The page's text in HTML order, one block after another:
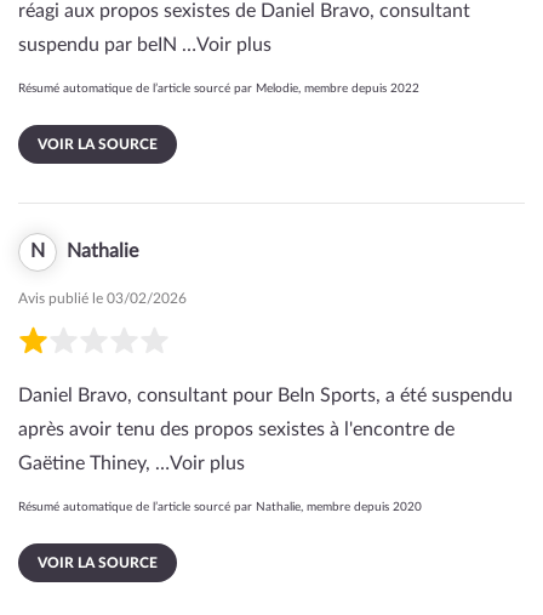
réagi aux propos sexistes de Daniel Bravo, consultant
suspendu par beIN …Voir plus
Résumé automatique de l’article sourcé par Melodie, membre depuis 2022
VOIR LA SOURCE
N Nathalie
Avis publié le 03/02/2026
Daniel Bravo, consultant pour BeIn Sports, a été suspendu
après avoir tenu des propos sexistes à l'encontre de
Gaëtine Thiney, …Voir plus
Résumé automatique de l’article sourcé par Nathalie, membre depuis 2020
VOIR LA SOURCE